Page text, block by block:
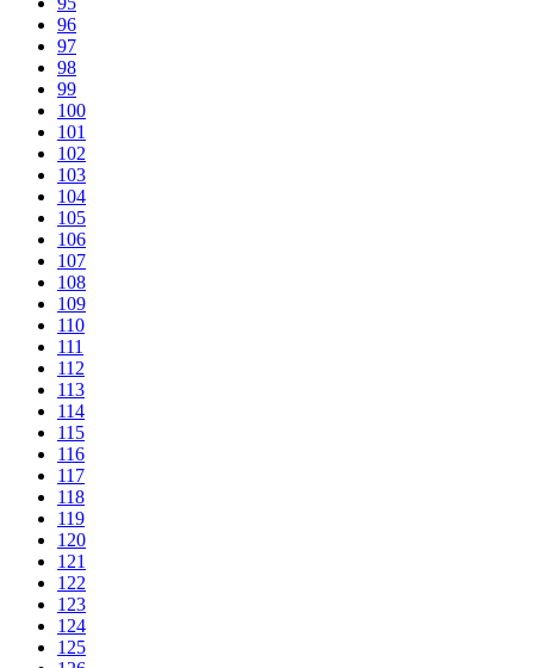
96
97
98
99
100
101
102
103
104
105
106
107
108
109
110
111
112
113
114
115
116
117
118
119
120
121
122
123
124
125